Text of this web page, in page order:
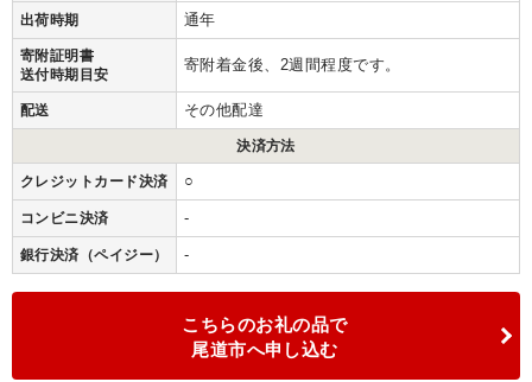
出荷時期 通年
寄附証明書
送付時期目安
寄附着金後、2週間程度です。
配送 その他配達
決済方法
クレジットカード決済 ○
コンビニ決済 -
銀行決済（ペイジー） -
こちらのお礼の品で
尾道市へ申し込む